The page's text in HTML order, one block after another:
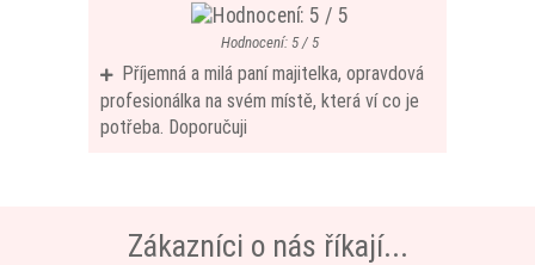
Hodnocení: 5 / 5
Příjemná a milá paní majitelka, opravdová
profesionálka na svém místě, která ví co je
potřeba. Doporučuji
Zákazníci o nás říkají...